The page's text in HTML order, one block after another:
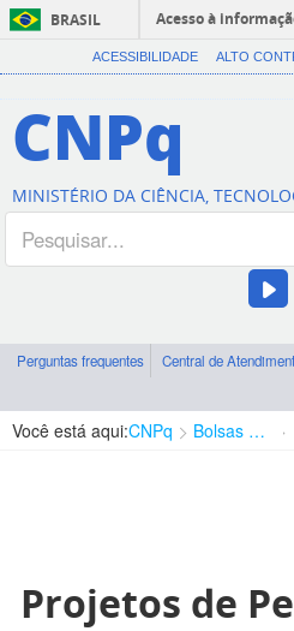
BRASIL
Acesso à
ACESSIBILIDADE ALTO
CNPq
MINISTÉRIO DA CIÊNCIA,
Perguntas frequentes Central de
Você está aqui:CNPq Bolsas e Auxílios Vigentes
Projetos de